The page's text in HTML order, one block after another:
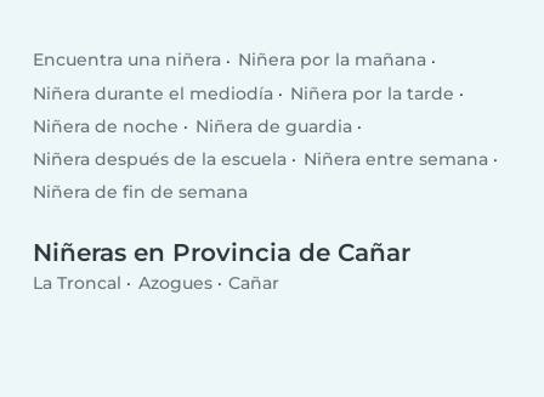
Encuentra una niñera
Niñera por la mañana
Niñera durante el mediodía
Niñera por la tarde
Niñera de noche
Niñera de guardia
Niñera después de la escuela
Niñera entre semana
Niñera de fin de semana
Niñeras en Provincia de Cañar
La Troncal Azogues Cañar